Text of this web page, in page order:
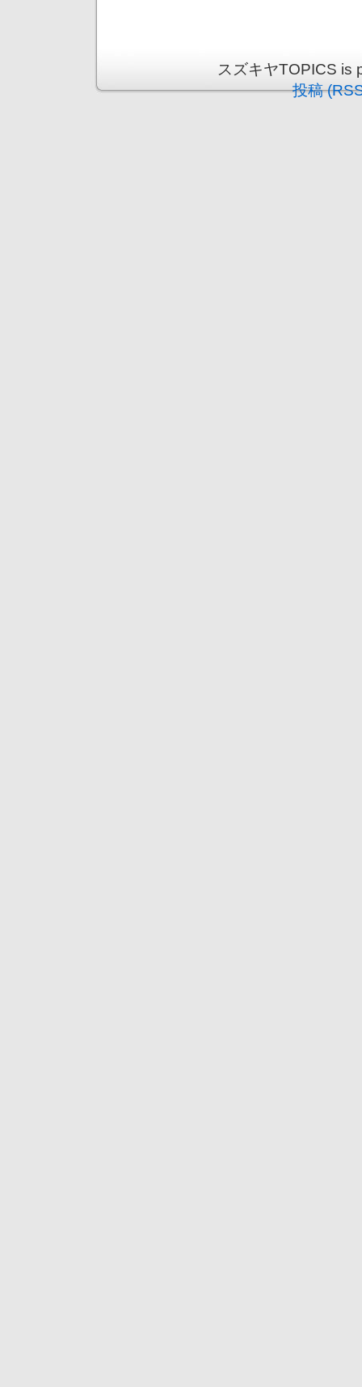
スズキヤTOPICS
投稿